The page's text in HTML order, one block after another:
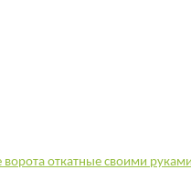
ворота откатные своими